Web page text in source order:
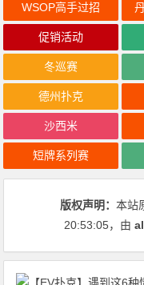
WSOP高手过招
促销活动
冬巡赛
德州扑克
沙西米
短牌系列赛
版权声明：本站
20:53:05，由